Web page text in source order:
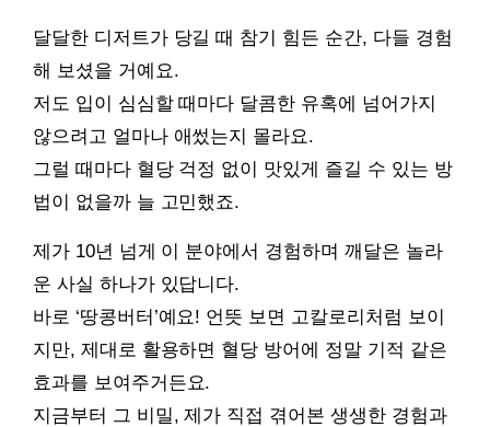
달달한 디저트가 당길 때 참기 힘든 순간, 다들 경험
해 보셨을 거예요.
저도 입이 심심할 때마다 달콤한 유혹에 넘어가지
않으려고 얼마나 애썼는지 몰라요.
그럴 때마다 혈당 걱정 없이 맛있게 즐길 수 있는 방
법이 없을까 늘 고민했죠.
제가 10년 넘게 이 분야에서 경험하며 깨달은 놀라
운 사실 하나가 있답니다.
바로 ‘땅콩버터’예요! 언뜻 보면 고칼로리처럼 보이
지만, 제대로 활용하면 혈당 방어에 정말 기적 같은
효과를 보여주거든요.
지금부터 그 비밀, 제가 직접 겪어본 생생한 경험과